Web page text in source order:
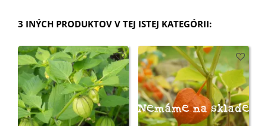
3 INÝCH PRODUKTOV V TEJ ISTEJ KATEGÓRII:
Nemáme na sklade